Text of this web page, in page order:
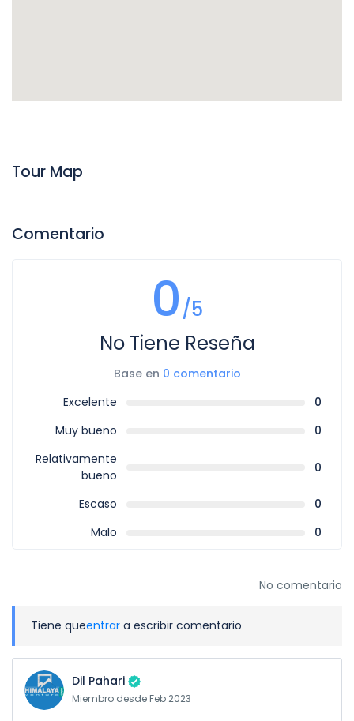
Tour Map
Comentario
0/5
No Tiene Reseña
Base en 0 comentario
Excelente
0
Muy bueno
0
Relativamente
bueno
0
Escaso
0
Malo
0
No comentario
Tiene queentrar a escribir comentario
Dil Pahari
Miembro desde Feb 2023